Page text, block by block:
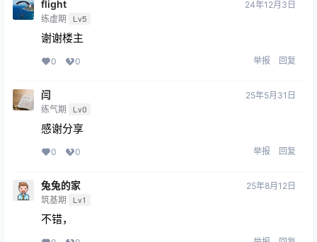
flight
练虚期 Lv5
24年12月3日
谢谢楼主
0 0 举报 回复
闫
练气期 Lv0
25年5月31日
感谢分享
0 0 举报 回复
兔兔的家
筑基期 Lv1
25年8月12日
不错，